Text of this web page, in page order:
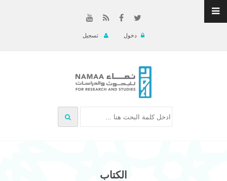
دخول تسجيل
الكتاب